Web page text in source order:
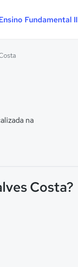
Fundamental II
na
Costa?